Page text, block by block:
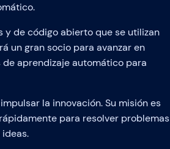
y de código abierto que se utilizan
un gran socio para avanzar en
aprendizaje automático para
la innovación. Su misión es
para resolver problemas